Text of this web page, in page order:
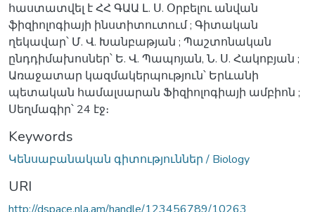
հաստատվել է ՀՀ ԳԱԱ Լ. Ս. Օրբելու անվան
ֆիզիոլոգիայի ինստիտուտում ; Գիտական
ղեկավար՝ Մ. Վ. Խանբաթյան ; Պաշտոնական
ընդդիմախոսներ՝ Ե. Վ. Պապոյան, Ն. Ս. Հակոբյան ;
Առաջատար կազմակերպություն՝ Երևանի
պետական համալսարան Ֆիզիոլոգիայի ամբիոն ;
Սեղմագիր՝ 24 էջ։
Keywords
Կենսաբանական գիտություններ / Biology
URI